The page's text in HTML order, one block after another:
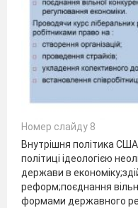
Номер слайду 8
Внутрішня політика
політиці ідеологією
держави в
реформ;поєднання
формами державного